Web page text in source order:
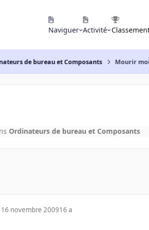
Naviguer Activité
de bureau et Composants Mourir
Ordinateurs de bureau et Composants
16 novembre 200916 a